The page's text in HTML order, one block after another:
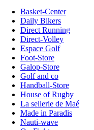
Basket-Center
Daily Bikers
Direct Running
Direct-Volley
Espace Golf
Foot-Store
Galop-Store
Golf and co
Handball-Store
House of Rugby
La sellerie de Maé
Made in Paradis
Nauti-wave